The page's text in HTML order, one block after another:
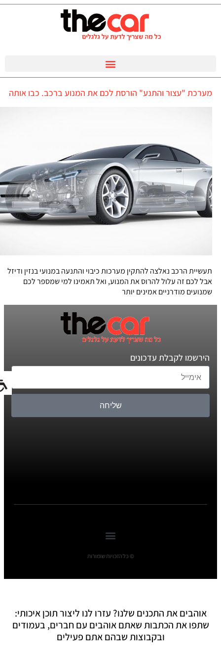
מערכת "עצור והתנע" הורסת לכם את המנוע ברכב. כבו אותה
תעשיית הרכב נאלצה להתקין מערכות כיבוי והתנעה במנועי בנזין ודיזל
אבל לכם זה עלול להרוס את המנוע, ואל תאמינו למי שמספר לכם
שמנועים מודרניים אמינים יותר
הירשמו לקבלת עדכונים
שליחה
© כל הזכויות שומורות
אוהבים את התכנים שלנו? עזרו לנו ליצור תוכן איכותי:
שתפו את הכתבות שאתם אוהבים עם חברים, בעמודים
ובקבוצות שבהם אתם פעילים